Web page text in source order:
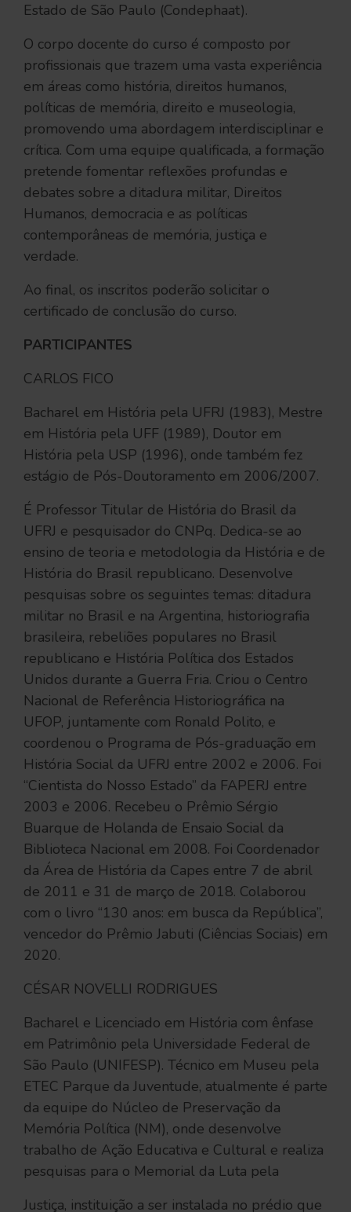
Estado de São Paulo (Condephaat).
O corpo docente do curso é composto por
profissionais que trazem uma vasta experiência
em áreas como história, direitos humanos,
políticas de memória, direito e museologia,
promovendo uma abordagem interdisciplinar e
crítica. Com uma equipe qualificada, a formação
pretende fomentar reflexões profundas e
debates sobre a ditadura militar, Direitos
Humanos, democracia e as políticas
contemporâneas de memória, justiça e
verdade.
Ao final, os inscritos poderão solicitar o
certificado de conclusão do curso.
PARTICIPANTES
CARLOS FICO
Bacharel em História pela UFRJ (1983), Mestre
em História pela UFF (1989), Doutor em
História pela USP (1996), onde também fez
estágio de Pós-Doutoramento em 2006/2007.
É Professor Titular de História do Brasil da
UFRJ e pesquisador do CNPq. Dedica-se ao
ensino de teoria e metodologia da História e de
História do Brasil republicano. Desenvolve
pesquisas sobre os seguintes temas: ditadura
militar no Brasil e na Argentina, historiografia
brasileira, rebeliões populares no Brasil
republicano e História Política dos Estados
Unidos durante a Guerra Fria. Criou o Centro
Nacional de Referência Historiográfica na
UFOP, juntamente com Ronald Polito, e
coordenou o Programa de Pós-graduação em
História Social da UFRJ entre 2002 e 2006. Foi
“Cientista do Nosso Estado” da FAPERJ entre
2003 e 2006. Recebeu o Prêmio Sérgio
Buarque de Holanda de Ensaio Social da
Biblioteca Nacional em 2008. Foi Coordenador
da Área de História da Capes entre 7 de abril
de 2011 e 31 de março de 2018. Colaborou
com o livro “130 anos: em busca da República”,
vencedor do Prêmio Jabuti (Ciências Sociais) em
2020.
CÉSAR NOVELLI RODRIGUES
Bacharel e Licenciado em História com ênfase
em Patrimônio pela Universidade Federal de
São Paulo (UNIFESP). Técnico em Museu pela
ETEC Parque da Juventude, atualmente é parte
da equipe do Núcleo de Preservação da
Memória Política (NM), onde desenvolve
trabalho de Ação Educativa e Cultural e realiza
pesquisas para o Memorial da Luta pela
Justiça, instituição a ser instalada no prédio que